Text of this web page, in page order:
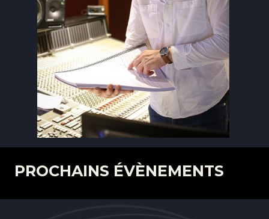
PROCHAINS ÉVÈNEMENTS